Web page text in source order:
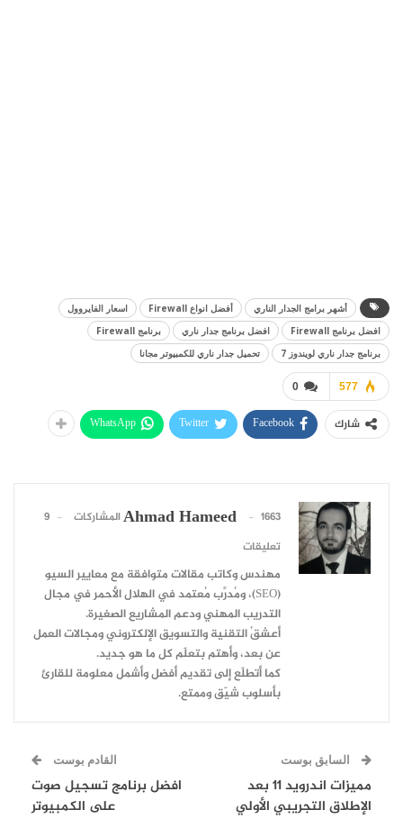
أشهر برامج الجدار الناري أفضل انواع Firewall
اسعار الفايروول
افضل برنامج Firewall
افضل برنامج جدار ناري
برنامج Firewall
برنامج جدار ناري لويندوز 7
تحميل جدار ناري للكمبيوتر مجانا
0 577
شارك Facebook
Twitter
WhatsApp
Ahmad Hameed 1663 المشاركات
9
تعليقات
مهندس وكاتب مقالات متوافقة مع معايير السيو
(SEO)، ومُدرِّب مُعتمد في الهلال الأحمر في مجال
التدريب المهني ودعم المشاريع الصغيرة.
أعشقُ التقنية والتسويق الإلكتروني ومجالات العمل
عن بعد، وأهتم بتعلّم كل ما هو جديد.
كما أتطلّع إلى تقديم أفضل وأشمل معلومة للقارئ
بأسلوب شيّق وممتع.
السابق بوست
مميزات اندرويد 11 بعد
الإطلاق التجريبي الأولي
القادم بوست
افضل برنامج تسجيل صوت
على الكمبيوتر